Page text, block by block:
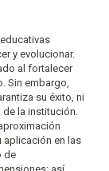
y evolucionar.
al fortalecer
Sin embargo,
su éxito, ni
la institución.
aplicación en las
de